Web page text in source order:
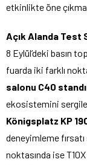
etkinlikte öne
Açık Alanda Test
8 Eylül’deki basın
fuarda iki farklı
salonu C40
ekosistemini
Königsplatz KP
deneyimleme
noktasında ise